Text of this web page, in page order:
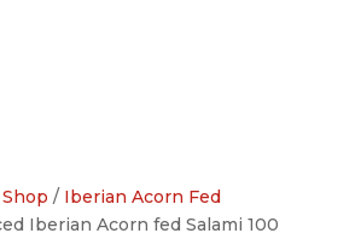
/ Iberian Acorn Fed
Iberian Acorn fed Salami 100